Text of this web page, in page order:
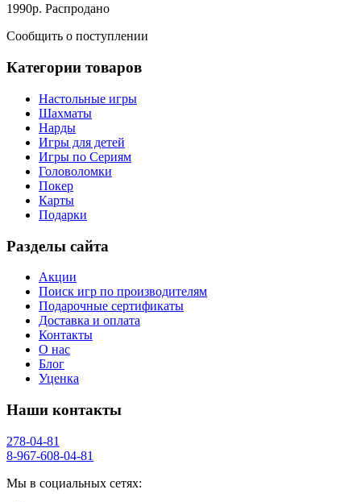
1990р. Распродано
Сообщить о поступлении
Категории товаров
Настольные игры
Шахматы
Нарды
Игры для детей
Игры по Сериям
Головоломки
Покер
Карты
Подарки
Разделы сайта
Акции
Поиск игр по производителям
Подарочные сертификаты
Доставка и оплата
Контакты
О нас
Блог
Уценка
Наши контакты
278-04-81
8-967-608-04-81
Мы в социальных сетях: